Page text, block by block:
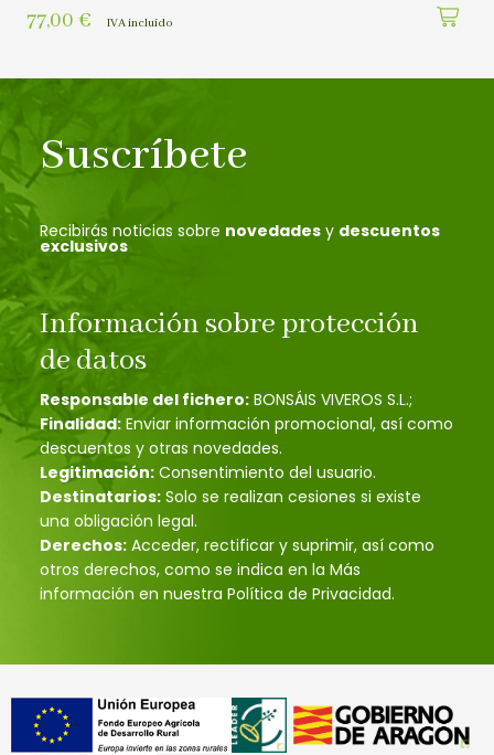
77,00 € IVA incluído
Suscríbete
Recibirás noticias sobre novedades y descuentos
exclusivos
Información sobre protección
de datos
Responsable del fichero: BONSÁIS VIVEROS S.L.;
Finalidad: Enviar información promocional, así como
descuentos y otras novedades.
Legitimación: Consentimiento del usuario.
Destinatarios: Solo se realizan cesiones si existe
una obligación legal.
Derechos: Acceder, rectificar y suprimir, así como
otros derechos, como se indica en la Más
información en nuestra Política de Privacidad.